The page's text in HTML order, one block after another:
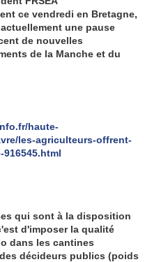
ce vendredi en Bretagne,
une pause
de nouvelles
de la Manche et du
haute-
les-agriculteurs-offrent-
qui sont à la disposition
d'imposer la qualité
dans les cantines
décideurs publics (poids